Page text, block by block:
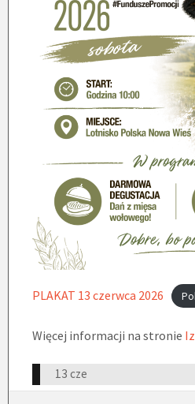
PLAKAT 13 czerwca 2026
Więcej informacji na stronie
13 cze